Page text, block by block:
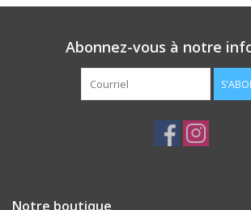
Rendez-vous achat de patins
Abonnez-vous à notre
Notre boutique